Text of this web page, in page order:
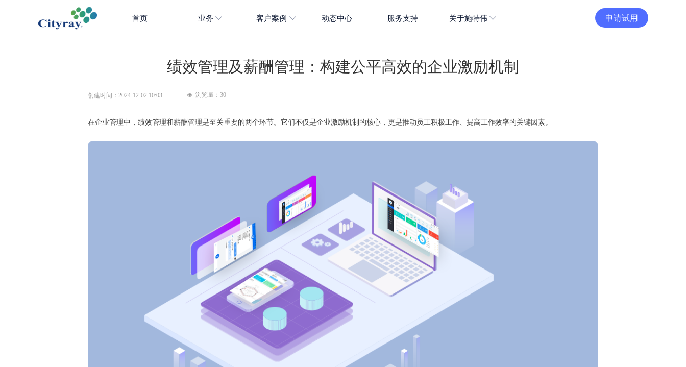
首页 业务 客户案例 动态中心 服务支持 关于施特伟 申请试用
绩效管理及薪酬管理：构建公平高效的企业激励机制
在企业管理中，绩效管理和薪酬管理是至关重要的两个环节。它们不仅是企业激励机制的核心，更是推动员工积极工作、提高工作效率的关键因素。
创建时间： 2024-12-02 10:03 넶 浏览量： 30